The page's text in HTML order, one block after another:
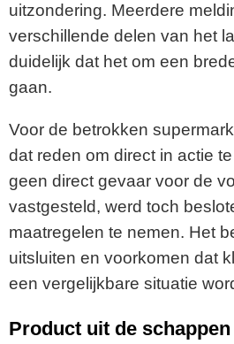
uitzondering. Meerdere
verschillende delen van het
duidelijk dat het om een
gaan.
Voor de betrokken
dat reden om direct in actie
geen direct gevaar voor de
vastgesteld, werd toch
maatregelen te nemen. Het
uitsluiten en voorkomen dat
een vergelijkbare situatie
Product uit de